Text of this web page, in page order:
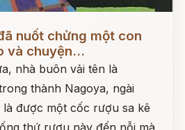
nuốt chửng một con
và chuyện...
nhà buôn vải tên là
thành Nagoya, ngài
được một cốc rượu sa kê
thứ rượu này đến nỗi mà